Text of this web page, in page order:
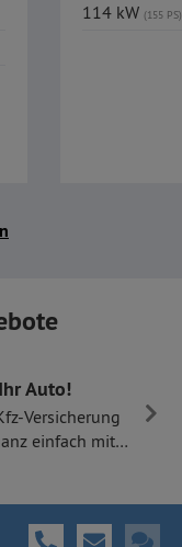
114 kW (155 PS)
Auto!
Versicherung
einfach mit